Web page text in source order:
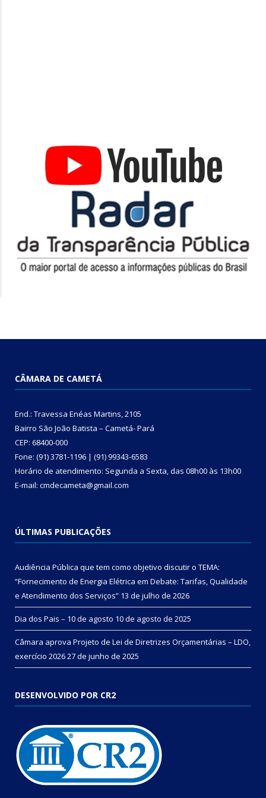
CÂMARA DE CAMETÁ
End.: Travessa Enéas Martins, 2105
Bairro São João Batista – Cametá- Pará
CEP: 68400-000
Fone: (91) 3781-1196 | (91) 99343-6583
Horário de atendimento: Segunda a Sexta, das 08h00 às 13h00
E-mail: cmdecameta@gmail.com
ÚLTIMAS PUBLICAÇÕES
Audiência Pública que tem como objetivo discutir o TEMA:
“Fornecimento de Energia Elétrica em Debate: Tarifas, Qualidade
e Atendimento dos Serviços” 13 de julho de 2026
Dia dos Pais – 10 de agosto 10 de agosto de 2025
Câmara aprova Projeto de Lei de Diretrizes Orçamentárias – LDO,
exercício 202627 de junho de 2025
DESENVOLVIDO POR CR2